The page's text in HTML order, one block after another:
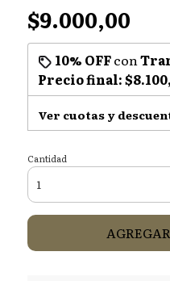
$9.000,00
10% OFFcon
Precio final:
Ver cuotas y
Cantidad